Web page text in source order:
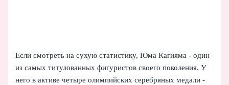
Если смотреть на сухую статистику, Юма Кагияма - один
из самых титулованных фигуристов своего поколения. У
него в активе четыре олимпийских серебряных медали -